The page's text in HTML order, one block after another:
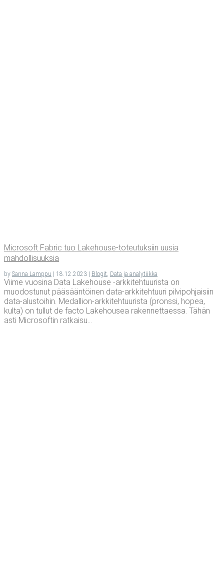
Mic­ro­soft Fabric tuo Lake­house-toteu­tuk­siin uusia
mahdollisuuksia
by Sanna Lamppu | 18.12.2023 | Blogit Data ja analytiikka
Viime vuosina Data Lakehouse -arkkitehtuurista on
muodostunut pääsääntöinen data-arkkitehtuuri pilvipohjaisiin
data-alustoihin. Medallion-arkkitehtuurista (pronssi, hopea,
kulta) on tullut de facto Lakehousea rakennettaessa. Tähän
asti Microsoftin ratkaisu...